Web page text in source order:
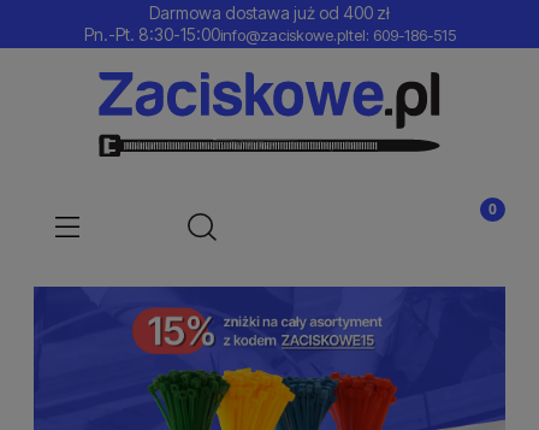
Darmowa dostawa już od 400 zł
Pn.-Pt. 8:30-15:00info@zaciskowe.pltel: 609-186-515